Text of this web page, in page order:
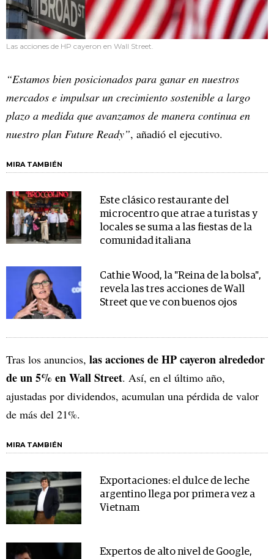
Las acciones de HP cayeron en Wall Street.
“Estamos bien posicionados para ganar en nuestros
mercados e impulsar un crecimiento sostenible a largo
plazo a medida que avanzamos de manera continua en
nuestro plan Future Ready”, añadió el ejecutivo.
MIRA TAMBIÉN
Este clásico restaurante del
microcentro que atrae a turistas y
locales se suma a las fiestas de la
comunidad italiana
Cathie Wood, la "Reina de la bolsa",
revela las tres acciones de Wall
Street que ve con buenos ojos
Tras los anuncios, las acciones de HP cayeron alrededor
de un 5% en Wall Street. Así, en el último año,
ajustadas por dividendos, acumulan una pérdida de valor
de más del 21%.
MIRA TAMBIÉN
Exportaciones: el dulce de leche
argentino llega por primera vez a
Vietnam
Expertos de alto nivel de Google,